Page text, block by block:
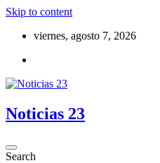
Skip to content
viernes, agosto 7, 2026
Noticias 23
Search